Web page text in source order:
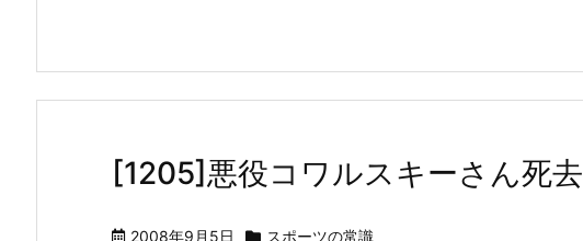
[1205]悪役コワルスキーさん死去
2008年9月5日 スポーツの常識